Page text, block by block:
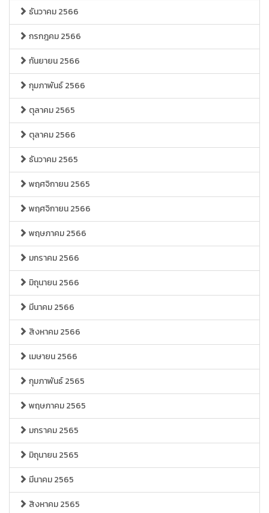
ธันวาคม 2566
กรกฎคม 2566
กันยายน 2566
กุมภาพันธ์ 2566
ตุลาคม 2565
ตุลาคม 2566
ธันวาคม 2565
พฤศจิกายน 2565
พฤศจิกายน 2566
พฤษภาคม 2566
มกราคม 2566
มิถุนายน 2566
มีนาคม 2566
สิงหาคม 2566
เมษายน 2566
กุมภาพันธ์ 2565
พฤษภาคม 2565
มกราคม 2565
มิถุนายน 2565
มีนาคม 2565
สิงหาคม 2565